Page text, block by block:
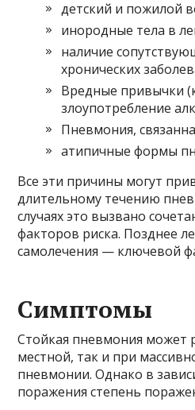
детский и пожилой
инородные тела в
наличие
хронических
Вредные привычки
злоупотребление
Пневмония,
атипичные формы
Все эти причины могут
длительному течению
случаях это вызвано
факторов риска. Позднее
самолечения — ключевой
Симптомы
Стойкая пневмония может
местной, так и при
пневмонии. Однако в
поражения степень